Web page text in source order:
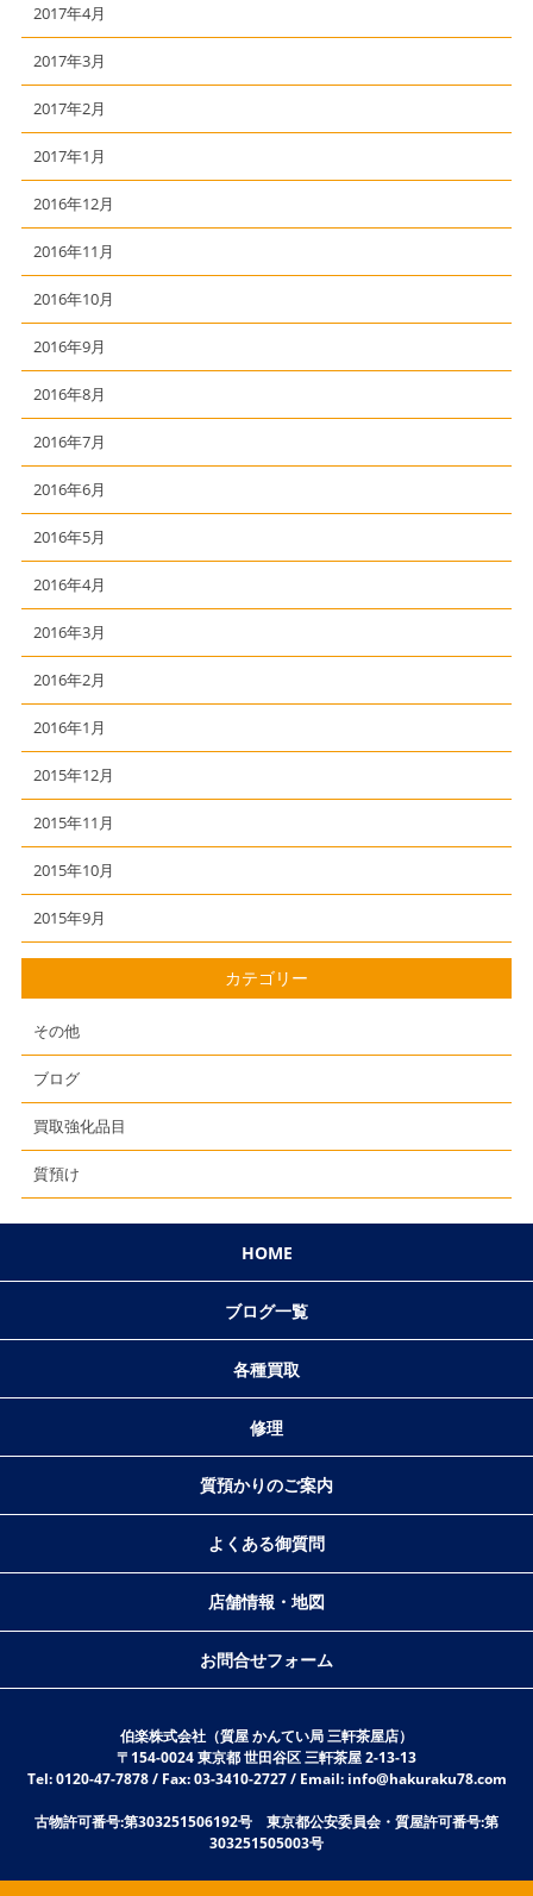
2017年4月
2017年3月
2017年2月
2017年1月
2016年12月
2016年11月
2016年10月
2016年9月
2016年8月
2016年7月
2016年6月
2016年5月
2016年4月
2016年3月
2016年2月
2016年1月
2015年12月
2015年11月
2015年10月
2015年9月
カテゴリー
その他
ブログ
買取強化品目
質預け
HOME
ブログ一覧
各種買取
修理
質預かりのご案内
よくある御質問
店舗情報・地図
お問合せフォーム
伯楽株式会社（質屋 かんてい局 三軒茶屋店）
〒154-0024 東京都 世田谷区 三軒茶屋 2-13-13
Tel: 0120-47-7878 / Fax: 03-3410-2727 / Email: info@hakuraku78.com
古物許可番号:第303251506192号 東京都公安委員会・質屋許可番号:第
303251505003号